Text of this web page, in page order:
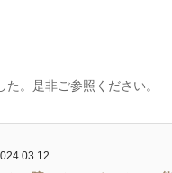
。是非ご参照ください。